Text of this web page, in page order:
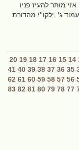
מותר להעיז פניו
ג'. ילקו''י מהדורת
14
15
16
17
18
19
20
35
36
37
38
39
40
41
56
57
58
59
60
61
62
77
78
79
80
81
82
83